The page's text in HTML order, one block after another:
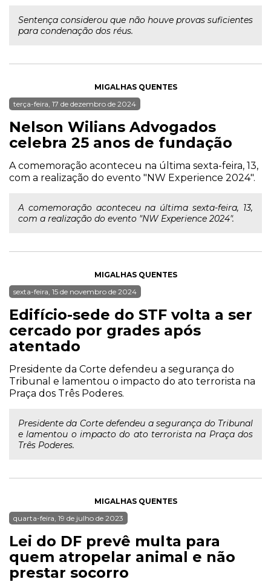
Sentença considerou que não houve provas suficientes
para condenação dos réus.
MIGALHAS QUENTES
terça-feira, 17 de dezembro de 2024
Nelson Wilians Advogados
celebra 25 anos de fundação
A comemoração aconteceu na última sexta-feira, 13,
com a realização do evento "NW Experience 2024".
A comemoração aconteceu na última sexta-feira, 13,
com a realização do evento "NW Experience 2024".
MIGALHAS QUENTES
sexta-feira, 15 de novembro de 2024
Edifício-sede do STF volta a ser
cercado por grades após
atentado
Presidente da Corte defendeu a segurança do
Tribunal e lamentou o impacto do ato terrorista na
Praça dos Três Poderes.
Presidente da Corte defendeu a segurança do Tribunal
e lamentou o impacto do ato terrorista na Praça dos
Três Poderes.
MIGALHAS QUENTES
quarta-feira, 19 de julho de 2023
Lei do DF prevê multa para
quem atropelar animal e não
prestar socorro